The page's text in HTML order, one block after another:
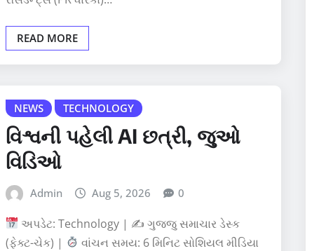
READ MORE
NEWS TECHNOLOGY
વિશ્વની પહેલી AI છત્રી, જુઓ
વિડિઓ
Admin Aug 5, 2026 0
અપડેટ: Technology | ✍ ગુજ્જુ સમાચાર ડેસ્ક
(ફેક્ટ-ચેક) |
વાંચન સમય: 6 મિનિટ સોશિયલ મીડિયા